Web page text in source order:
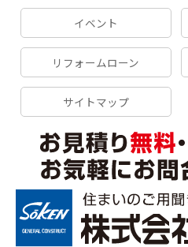
イベント
リフォームローン
サイトマップ